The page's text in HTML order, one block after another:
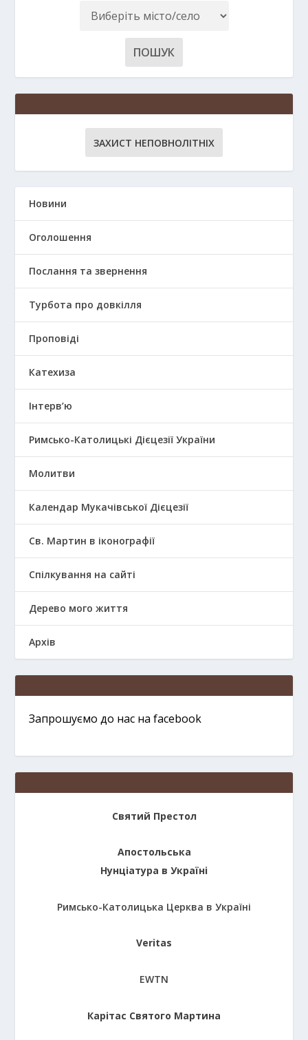
ЗАХИСТ НЕПОВНОЛІТНІХ
Новини
Оголошення
Послання та звернення
Турбота про довкілля
Проповіді
Катехиза
Інтерв’ю
Римсько-Католицькі Дієцезії України
Молитви
Календар Мукачівської Дієцезії
Св. Мартин в іконографії
Спілкування на сайті
Дерево мого життя
Архів
Запрошуємо до нас на facebook
Святий Престол
Апостольська
Нунціатура в Україні
Римсько-Католицька Церква в Україні
Veritas
EWTN
Карітас Святого Мартина